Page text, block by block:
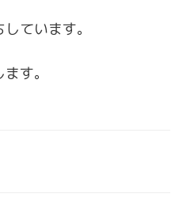
ています。
す。